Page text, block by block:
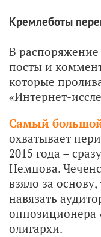
Кремлеботы
В
посты и
которые
«Интернет-
Самый
охватывает
2015 года –
Немцова.
взяло за
навязать
оппозиционера
олигархи.